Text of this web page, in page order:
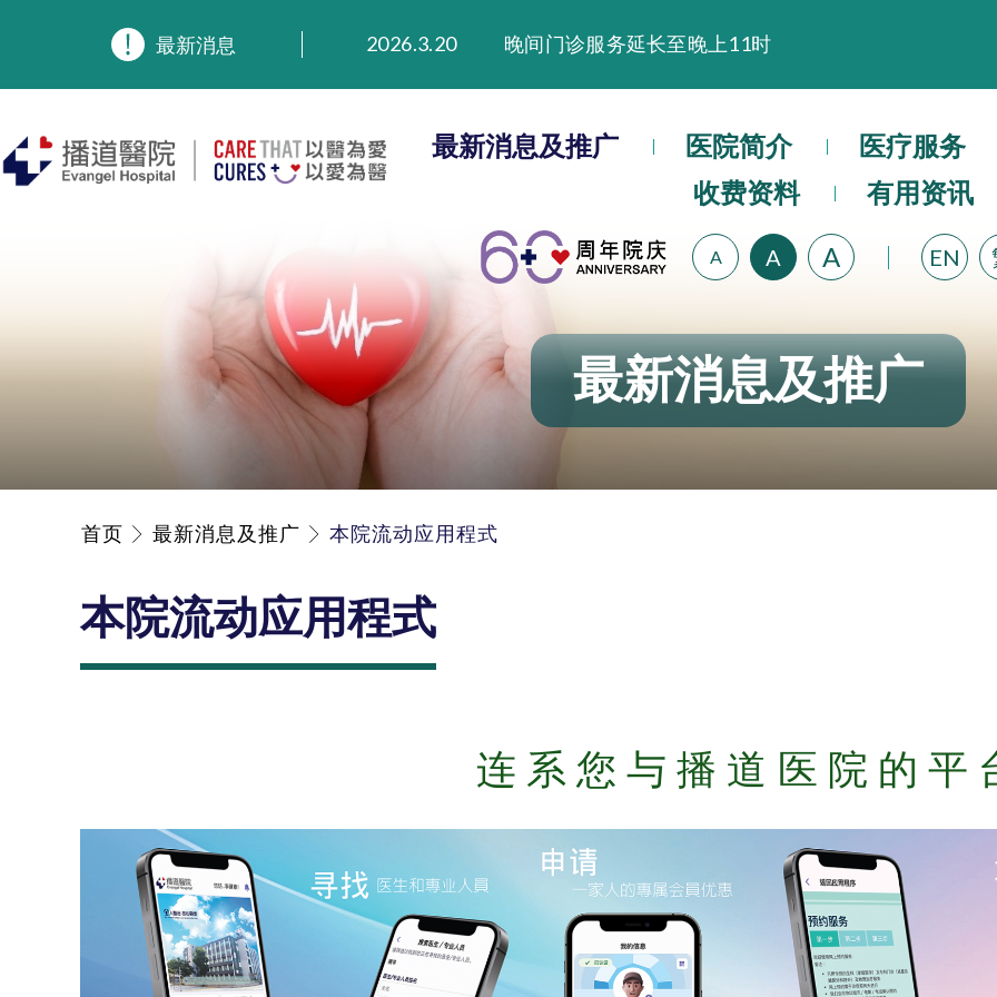
最新消息
2026.3.20
晚间门诊服务延长至晚上11时
2025.8.4
播道医院体检服务获客户正面评价
2025.7.21
最新消息及推广 医院简介
医疗服务
收费资料
有用资讯
A A A EN
最新消息及推广
首页 最新消息及推广 本院流动应用程式
本院流动应用程式
连 系 您 与 播 道 医 院 的 平